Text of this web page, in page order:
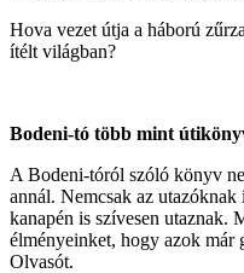
Hova vezet útja a háború
ítélt világban?
Bodeni-tó több mint
A Bodeni-tóról szóló könyv
annál. Nemcsak az
kanapén is szívesen utaznak.
élményeinket, hogy azok már
Olvasót.